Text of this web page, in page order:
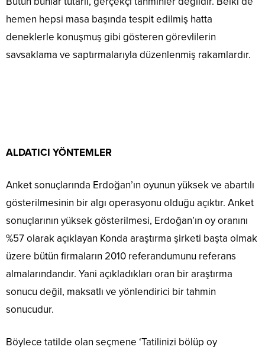
hemen hepsi masa başında tespit edilmiş hatta
deneklerle konuşmuş gibi gösteren görevlilerin
savsaklama ve saptırmalarıyla düzenlenmiş rakamlardır.
ALDATICI YÖNTEMLER
Anket sonuçlarında Erdoğan’ın oyunun yüksek ve abartılı
gösterilmesinin bir algı operasyonu olduğu açıktır. Anket
sonuçlarının yüksek gösterilmesi, Erdoğan’ın oy oranını
%57 olarak açıklayan Konda araştırma şirketi başta olmak
üzere bütün firmaların 2010 referandumunu referans
almalarındandır. Yani açıkladıkları oran bir araştırma
sonucu değil, maksatlı ve yönlendirici bir tahmin
sonucudur.
Böylece tatilde olan seçmene ‘Tatilinizi bölüp oy